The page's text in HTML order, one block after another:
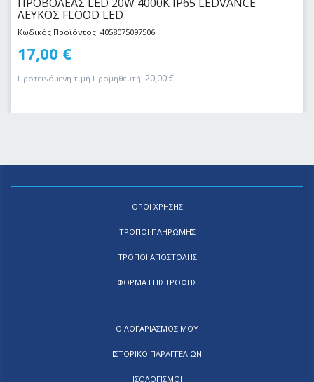
ΠΡΟΒΟΛΕΑΣ LED 20W 4000Κ IP65 LEDVANCE
ΛΕΥΚΟΣ FLOOD LED
Κωδικός Προϊόντος: 4058075097506
17,00 €
Προτεινόμενη τιμή Προμηθευτή: 20,00€
ΟΡΟΙ ΧΡΗΣΗΣ
ΤΡΟΠΟΙ ΠΛΗΡΩΜΗΣ
ΤΡΟΠΟΙ ΑΠΟΣΤΟΛΗΣ
ΦΟΡΜΑ ΕΠΙΣΤΡΟΦΗΣ
Ο ΛΟΓΑΡΙΑΣΜΟΣ ΜΟΥ
ΙΣΤΟΡΙΚΟ ΠΑΡΑΓΓΕΛΙΩΝ
ΙΣΟΛΟΓΙΣΜΟΙ